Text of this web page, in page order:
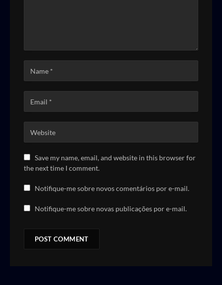
Save my name, email, and website in this browser for
the next time I comment.
Notifique-me sobre novos comentários por e-mail.
Notifique-me sobre novas publicações por e-mail.